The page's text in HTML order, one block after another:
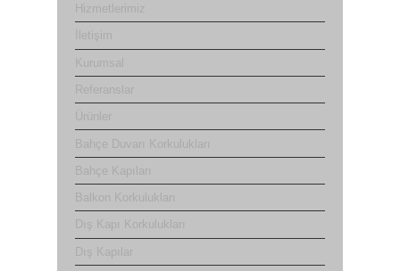
Hizmetlerimiz
İletişim
Kurumsal
Referanslar
Ürünler
Bahçe Duvarı Korkulukları
Bahçe Kapıları
Balkon Korkulukları
Dış Kapı Korkulukları
Dış Kapılar